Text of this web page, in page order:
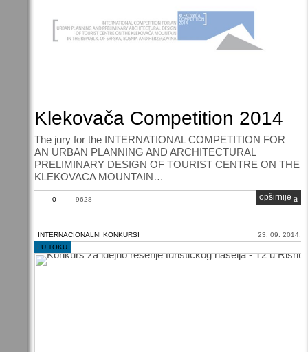
Klekovača Competition 2014
The jury for the INTERNATIONAL COMPETITION FOR
AN URBAN PLANNING AND ARCHITECTURAL
PRELIMINARY DESIGN OF TOURIST CENTRE ON THE
KLEKOVACA MOUNTAIN…
0 9628 opširnije
INTERNACIONALNI KONKURSI
/ U TOKU
23. 09. 2014.